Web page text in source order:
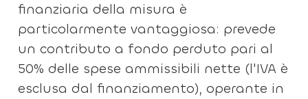
finanziaria della misura è
particolarmente vantaggiosa: prevede
un contributo a fondo perduto pari al
50% delle spese ammissibili nette (l'IVA è
esclusa dal finanziamento), operante in